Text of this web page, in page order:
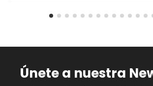
Únete a nuestra